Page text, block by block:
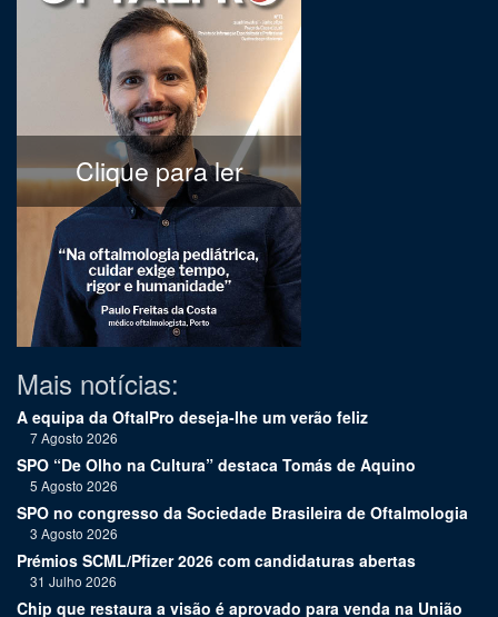
Clique para ler
Mais notícias:
A equipa da OftalPro deseja-lhe um verão feliz
7 Agosto 2026
SPO “De Olho na Cultura” destaca Tomás de Aquino
5 Agosto 2026
SPO no congresso da Sociedade Brasileira de Oftalmologia
3 Agosto 2026
Prémios SCML/Pfizer 2026 com candidaturas abertas
31 Julho 2026
Chip que restaura a visão é aprovado para venda na União